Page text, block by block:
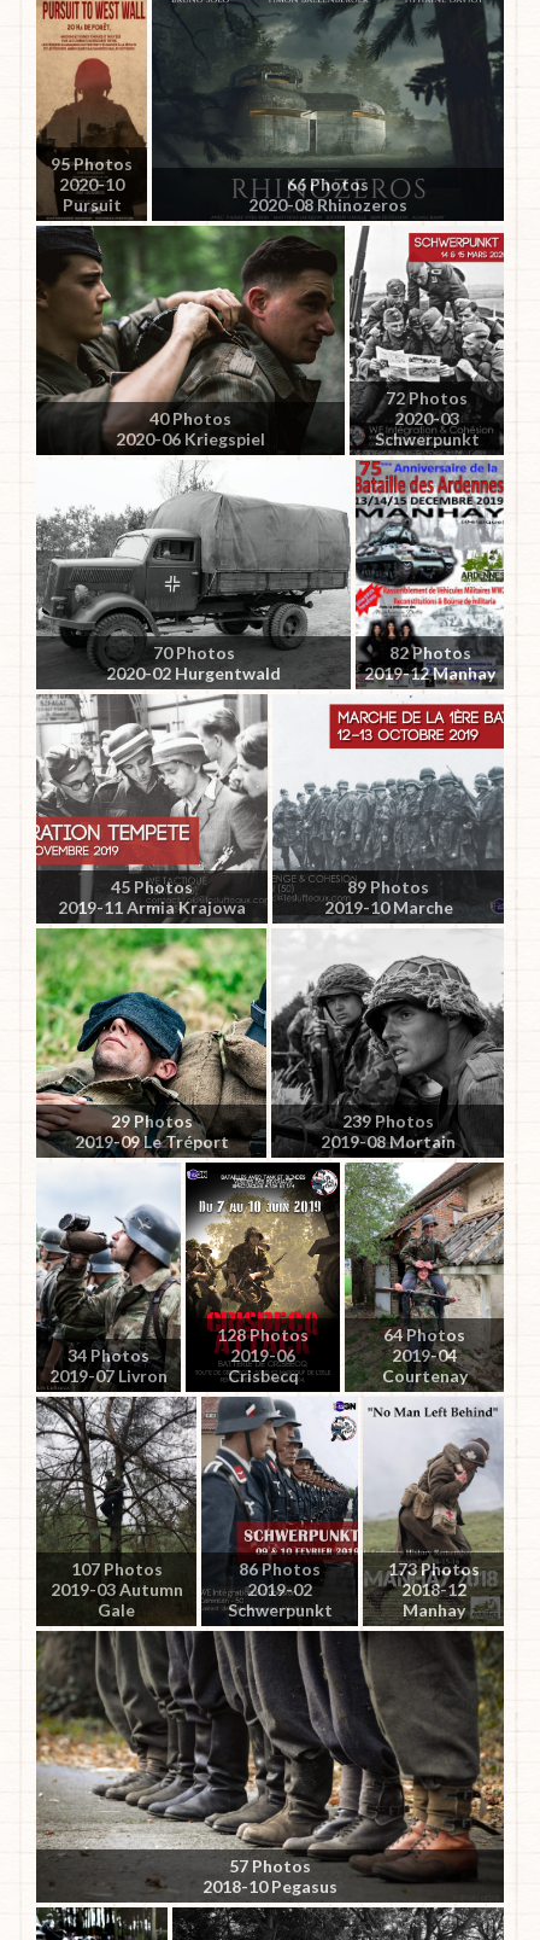
95 Photos
2020-10
Pursuit
66 Photos
2020-08 Rhinozeros
40 Photos
2020-06 Kriegspiel
72 Photos
2020-03
Schwerpunkt
70 Photos
2020-02 Hurgentwald
82 Photos
2019-12 Manhay
45 Photos
2019-11 Armia Krajowa
89 Photos
2019-10 Marche
29 Photos
2019-09 Le Tréport
239 Photos
2019-08 Mortain
34 Photos
2019-07 Livron
128 Photos
2019-06
Crisbecq
64 Photos
2019-04
Courtenay
107 Photos
2019-03 Autumn
Gale
86 Photos
2019-02
Schwerpunkt
173 Photos
2018-12
Manhay
57 Photos
2018-10 Pegasus